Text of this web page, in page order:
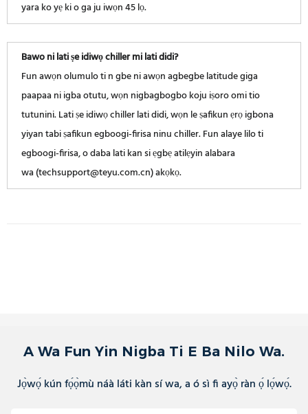
yara ko yẹ ki o ga ju iwọn 45 lọ.
Bawo ni lati ṣe idiwọ chiller mi lati didi?
Fun awọn olumulo ti n gbe ni awọn agbegbe latitude giga
paapaa ni igba otutu, wọn nigbagbogbo koju iṣoro omi tio
tutunini. Lati ṣe idiwọ chiller lati didi, wọn le ṣafikun ẹrọ igbona
yiyan tabi ṣafikun egboogi-firisa ninu chiller. Fun alaye lilo ti
egboogi-firisa, o daba lati kan si ẹgbẹ atilẹyin alabara
wa (techsupport@teyu.com.cn) akọkọ.
A Wa Fun Yin Nigba Ti E Ba Nilo Wa.
Jọ̀wọ́ kún fọ́ọ̀mù náà láti kàn sí wa, a ó sì fi ayọ̀ ràn ọ́ lọ́wọ́.